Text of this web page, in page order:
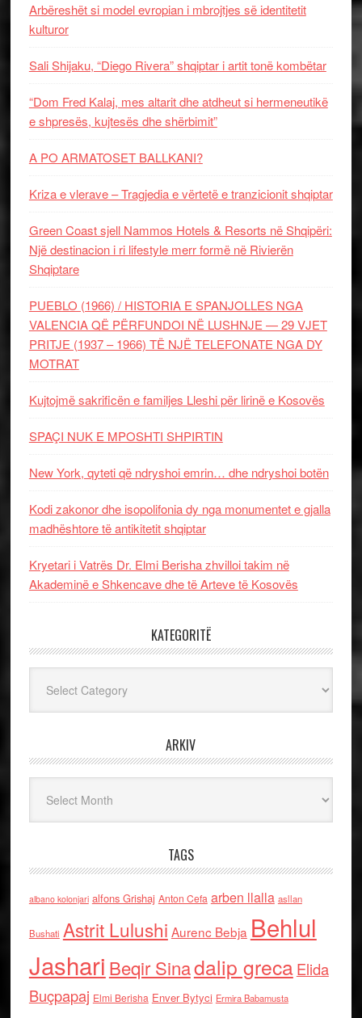
Arbëreshët si model evropian i mbrojtjes së identitetit
kulturor
Sali Shijaku, “Diego Rivera” shqiptar i artit tonë kombëtar
“Dom Fred Kalaj, mes altarit dhe atdheut si hermeneutikë
e shpresës, kujtesës dhe shërbimit”
A PO ARMATOSET BALLKANI?
Kriza e vlerave – Tragjedia e vërtetë e tranzicionit shqiptar
Green Coast sjell Nammos Hotels & Resorts në Shqipëri:
Një destinacion i ri lifestyle merr formë në Rivierën
Shqiptare
PUEBLO (1966) / HISTORIA E SPANJOLLES NGA
VALENCIA QË PËRFUNDOI NË LUSHNJE — 29 VJET
PRITJE (1937 – 1966) TË NJË TELEFONATE NGA DY
MOTRAT
Kujtojmë sakrificën e familjes Lleshi për lirinë e Kosovës
SPAÇI NUK E MPOSHTI SHPIRTIN
New York, qyteti që ndryshoi emrin… dhe ndryshoi botën
Kodi zakonor dhe isopolifonia dy nga monumentet e gjalla
madhështore të antikitetit shqiptar
Kryetari i Vatrës Dr. Elmi Berisha zhvilloi takim në
Akademinë e Shkencave dhe të Arteve të Kosovës
KATEGORITË
ARKIV
TAGS
albano kolonjari alfons Grishaj Anton Cefa arben llalla asllan
Bushati Astrit Lulushi Aurenc Bebja Behlul
Jashari Beqir Sinadalip grecaElida
Buçpapaj Elmi Berisha Enver Bytyci Ermira Babamusta